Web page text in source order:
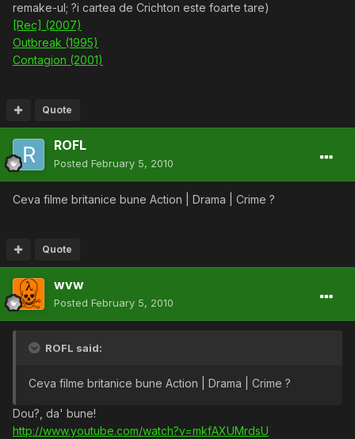
remake-ul; ?i cartea de Crichton este foarte tare)
[Rec] (2007)
Outbreak (1995)
Contagion (2001)
Quote
ROFL
Posted February 5, 2010
Ceva filme britanice bune Action | Drama | Crime ?
Quote
wvw
Posted February 5, 2010
ROFL said:
Ceva filme britanice bune Action | Drama | Crime ?
Dou?, da' bune!
http://www.youtube.com/watch?v=mkfAXUMrdsU